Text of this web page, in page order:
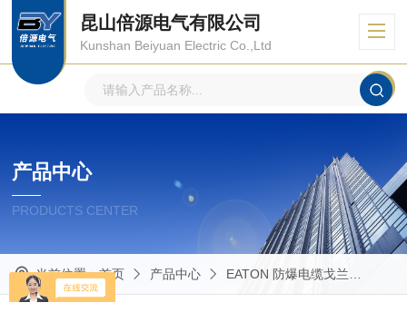
昆山倍源电气有限公司
Kunshan Beiyuan Electric Co.,Ltd
产品中心
PRODUCTS CENTER
当前位置：首页 产品中心 EATON 防爆电缆戈兰